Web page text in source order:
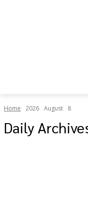
Home 2026 August 8
Daily